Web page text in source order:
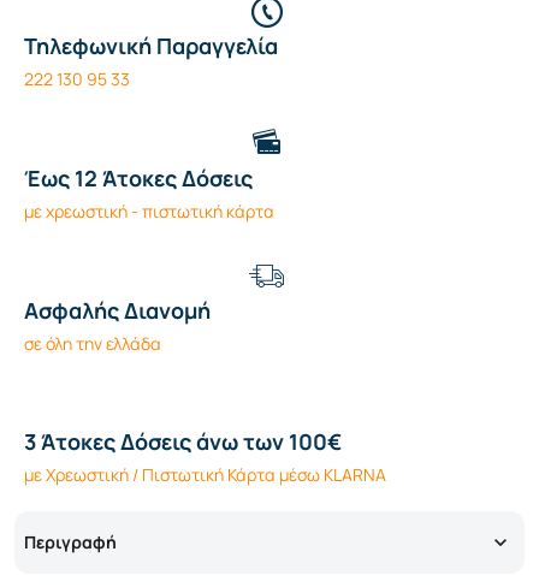
Τηλεφωνική Παραγγελία
222 130 95 33
Έως 12 Άτοκες Δόσεις
με χρεωστική - πιστωτική κάρτα
Ασφαλής Διανομή
σε όλη την ελλάδα
3 Άτοκες Δόσεις άνω των 100€
με Χρεωστική / Πιστωτική Κάρτα μέσω KLARNA
Περιγραφή